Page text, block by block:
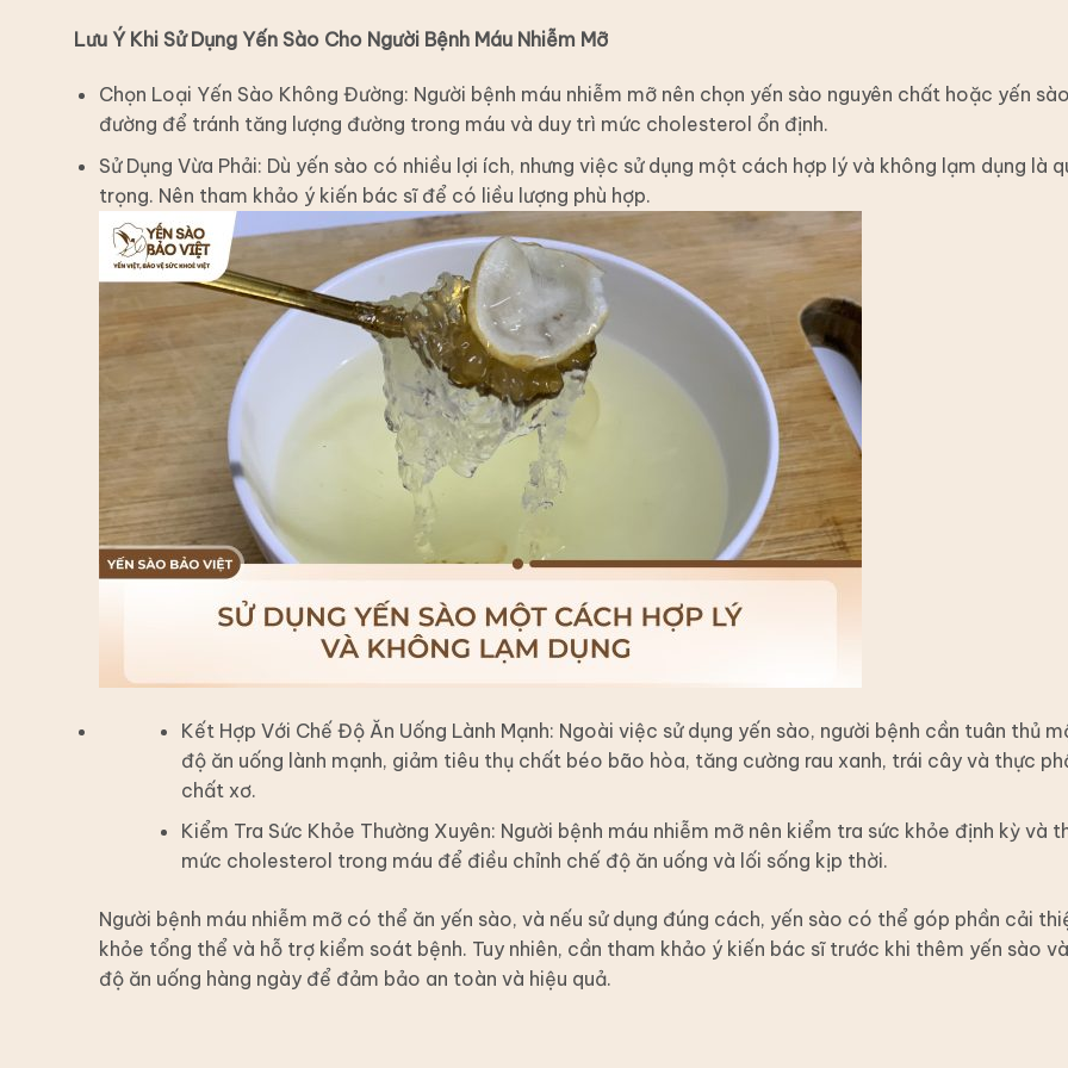
Lưu Ý Khi Sử Dụng Yến Sào Cho Người Bệnh Máu Nhiễm Mỡ
Chọn Loại Yến Sào Không Đường: Người bệnh máu nhiễm mỡ nên chọn yến sào nguyên chất hoặc yến
đường để tránh tăng lượng đường trong máu và duy trì mức cholesterol ổn định.
Sử Dụng Vừa Phải: Dù yến sào có nhiều lợi ích, nhưng việc sử dụng một cách hợp lý và không lạm dụng là
trọng. Nên tham khảo ý kiến bác sĩ để có liều lượng phù hợp.
Kết Hợp Với Chế Độ Ăn Uống Lành Mạnh: Ngoài việc sử dụng yến sào, người bệnh cần tuân thủ
độ ăn uống lành mạnh, giảm tiêu thụ chất béo bão hòa, tăng cường rau xanh, trái cây và thực
chất xơ.
Kiểm Tra Sức Khỏe Thường Xuyên: Người bệnh máu nhiễm mỡ nên kiểm tra sức khỏe định kỳ và
mức cholesterol trong máu để điều chỉnh chế độ ăn uống và lối sống kịp thời.
Người bệnh máu nhiễm mỡ có thể ăn yến sào, và nếu sử dụng đúng cách, yến sào có thể góp phần cải
khỏe tổng thể và hỗ trợ kiểm soát bệnh. Tuy nhiên, cần tham khảo ý kiến bác sĩ trước khi thêm yến sào
độ ăn uống hàng ngày để đảm bảo an toàn và hiệu quả.